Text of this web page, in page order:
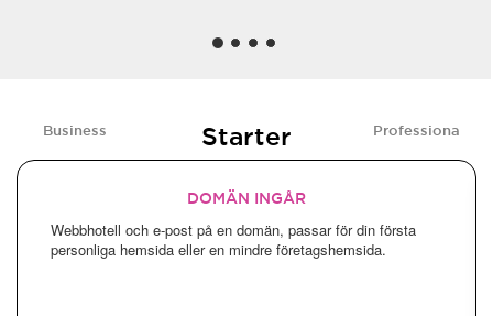
Business Starter Professional
DOMÄN INGÅR
Webbhotell och e-post på en domän, passar för din första
personliga hemsida eller en mindre företagshemsida.